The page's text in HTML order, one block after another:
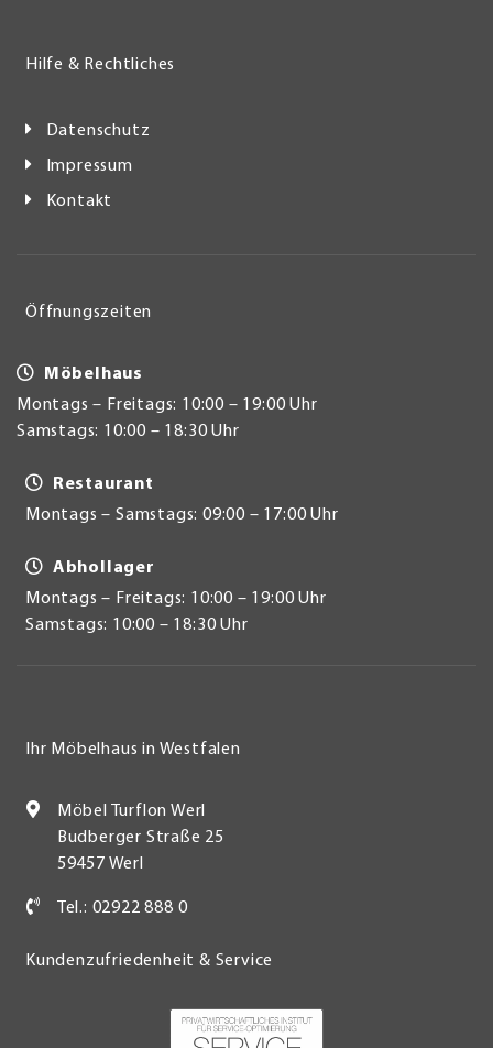
Hilfe & Rechtliches
Datenschutz
Impressum
Kontakt
Öffnungszeiten
Möbelhaus
Montags – Freitags: 10:00 – 19:00 Uhr
Samstags: 10:00 – 18:30 Uhr
Restaurant
Montags – Samstags: 09:00 – 17:00 Uhr
Abhollager
Montags – Freitags: 10:00 – 19:00 Uhr
Samstags: 10:00 – 18:30 Uhr
Ihr Möbelhaus in Westfalen
Möbel Turflon Werl
Budberger Straße 25
59457 Werl
Tel.: 02922 888 0
Kundenzufriedenheit & Service